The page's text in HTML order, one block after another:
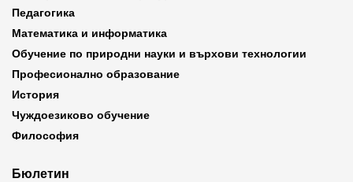
Педагогика
Математика и информатика
Обучение по природни науки и върхови технологии
Професионално образование
История
Чуждоезиково обучение
Философия
Бюлетин